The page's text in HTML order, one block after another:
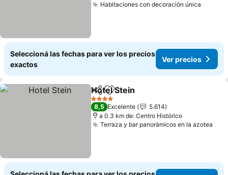
Habitaciones con decoración única
Seleccioná las fechas para ver los precios
exactos
Ver precios
CompartirAñadir a favoritos
Hotel Stein
4 Estrellas
8,5 Excelente
5.614
a 0.3 km de: Centro Histórico
Terraza y bar panorámicos en la azotea